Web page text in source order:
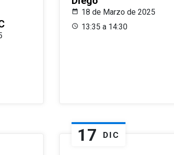
18 de Marzo de 2025
13:35 a 14:30
17 DIC